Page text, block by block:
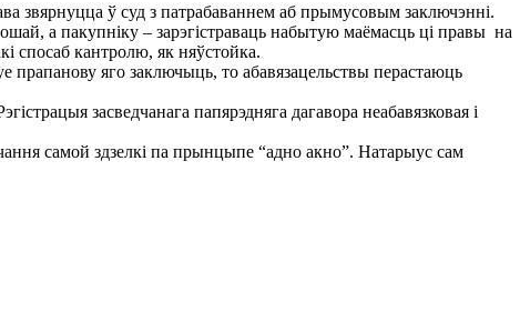
звярнуцца ў суд з патрабаваннем аб прымусовым заключэнні.
а пакупніку – зарэгістраваць набытую маёмасць ці правы на
спосаб кантролю, як няўстойка.
прапанову яго заключыць, то абавязацельствы перастаюць
засведчанага папярэдняга дагавора неабавязковая і
самой здзелкі па прынцыпе “адно акно”. Натарыус сам